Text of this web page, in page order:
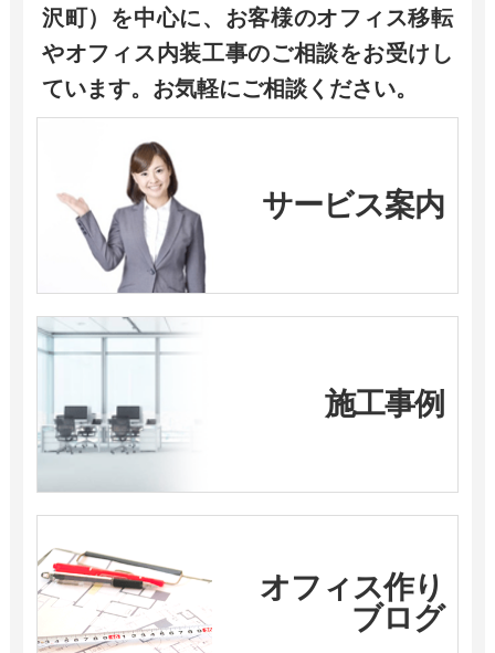
沢町）を中心に、お客様のオフィス移転
やオフィス内装工事のご相談をお受けし
ています。お気軽にご相談ください。
サービス案内
施工事例
オフィス作り
ブログ